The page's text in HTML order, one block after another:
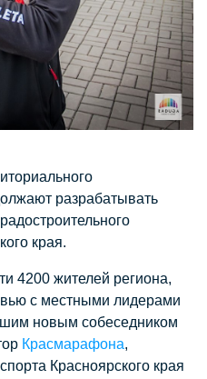
разрабатывать
края.
4200 жителей региона,
с местными лидерами
новым собеседником
Красмарафона,
Красноярского края